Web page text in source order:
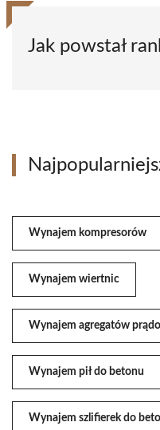
Jak powstał
Wynajem kompresorów
Wynajem wiertnic
Wynajem agregatów
Wynajem pił do betonu
Wynajem szlifierek do